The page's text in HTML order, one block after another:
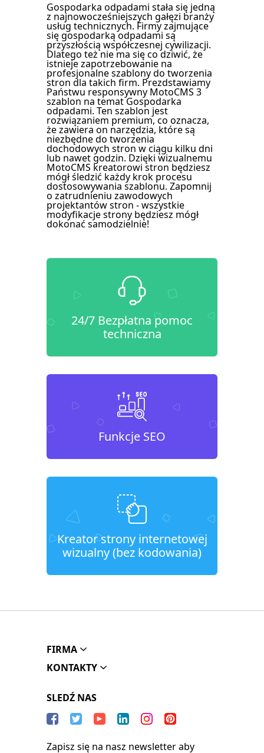
Gospodarka odpadami stała się jedną
z najnowocześniejszych gałęzi branży
usług technicznych. Firmy zajmujące
się gospodarką odpadami są
przyszłością współczesnej cywilizacji.
Dlatego też nie ma się co dziwić, że
istnieje zapotrzebowanie na
profesjonalne szablony do tworzenia
stron dla takich firm. Prezdstawiamy
Państwu responsywny MotoCMS 3
szablon na temat Gospodarka
odpadami. Ten szablon jest
rozwiązaniem premium, co oznacza,
że zawiera on narzędzia, które są
niezbędne do tworzenia
dochodowych stron w ciągu kilku dni
lub nawet godzin. Dzięki wizualnemu
MotoCMS kreatorowi stron będziesz
mógł śledzić każdy krok procesu
dostosowywania szablonu. Zapomnij
o zatrudnieniu zawodowych
projektantów stron - wszystkie
modyfikacje strony będziesz mógł
dokonać samodzielnie!
24/7 Bezpłatna pomoc
techniczna
Funkcje SEO
Kreator strony internetowej
wizualny (bez kodowania)
FIRMA
KONTAKTY
SLEDŹ NAS
Zapisz się na nasz newsletter aby